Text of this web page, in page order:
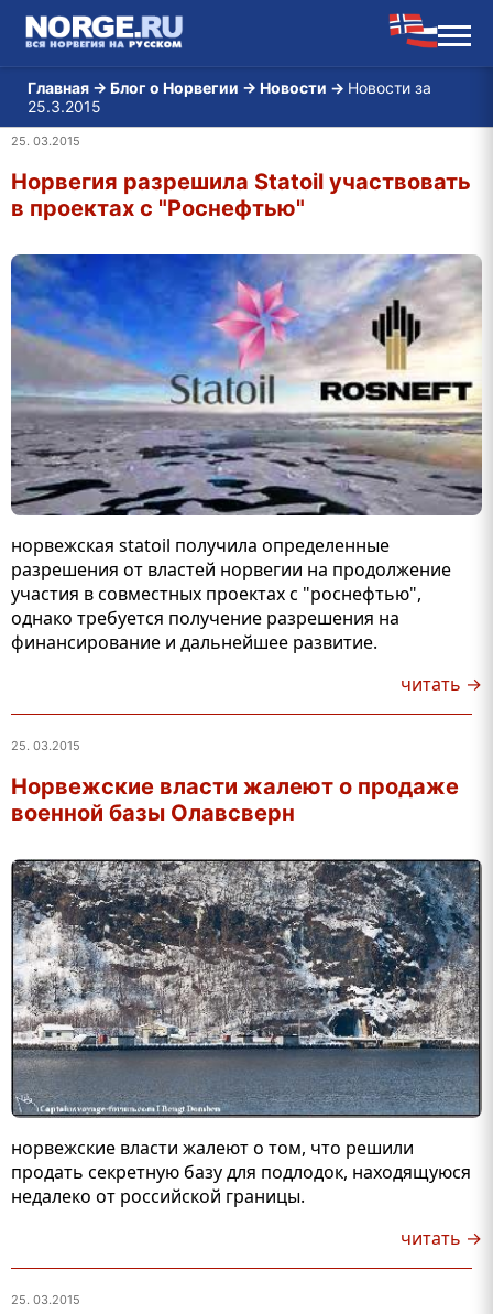
Главная → Блог о Норвегии → Новости → Новости за
25.3.2015
25. 03.2015
Норвегия разрешила Statoil участвовать
в проектах с "Роснефтью"
норвежская statoil получила определенные
разрешения от властей норвегии на продолжение
участия в совместных проектах с "роснефтью",
однако требуется получение разрешения на
финансирование и дальнейшее развитие.
читать →
25. 03.2015
Норвежские власти жалеют о продаже
военной базы Олавсверн
норвежские власти жалеют о том, что решили
продать секретную базу для подлодок, находящуюся
недалеко от российской границы.
читать →
25. 03.2015